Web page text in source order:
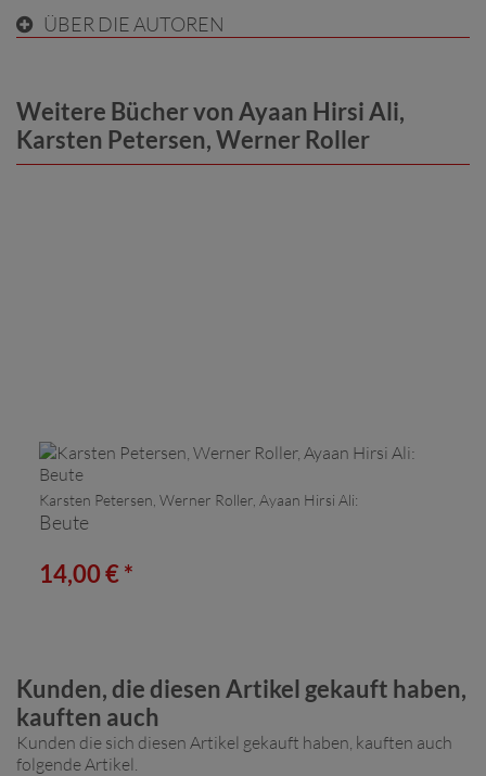
ÜBER DIE AUTOREN
Weitere Bücher von Ayaan Hirsi Ali,
Karsten Petersen, Werner Roller
Karsten Petersen, Werner Roller, Ayaan Hirsi Ali:
Beute
14,00 € *
Kunden, die diesen Artikel gekauft haben,
kauften auch
Kunden die sich diesen Artikel gekauft haben, kauften auch
folgende Artikel.